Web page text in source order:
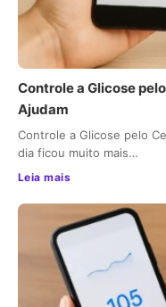
Controle a Glicose
Ajudam
Controle a Glicose pelo
dia ficou muito mais…
Leia mais